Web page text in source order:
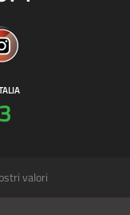
valori